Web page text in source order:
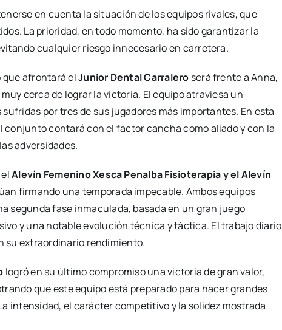
en cuenta la situación de los equipos rivales, que
La prioridad, en todo momento, ha sido garantizar la
cualquier riesgo innecesario en carretera.
que afrontará elJunior Dental Carralero será frente a Anna,
cerca de lograr la victoria. El equipo atraviesa un
por tres de sus jugadores más importantes. En esta
conjunto contará con el factor cancha como aliado y con la
adversidades.
elAlevín Femenino Xesca Penalba Fisioterapia y el Alevín
firmando una temporada impecable. Ambos equipos
segunda fase inmaculada, basada en un gran juego
y una notable evolución técnica y táctica. El trabajo diario
su extraordinario rendimiento.
logró en su último compromiso una victoria de gran valor,
que este equipo está preparado para hacer grandes
intensidad, el carácter competitivo y la solidez mostrada